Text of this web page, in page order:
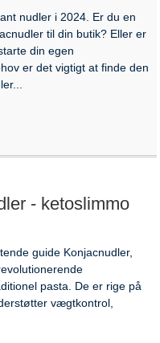
nudler i 2024. Er du en
til din butik? Eller er
din egen
er det vigtigt at finde den
- ketoslimmo
guide Konjacnudler,
pasta. De er rige på
vægtkontrol,